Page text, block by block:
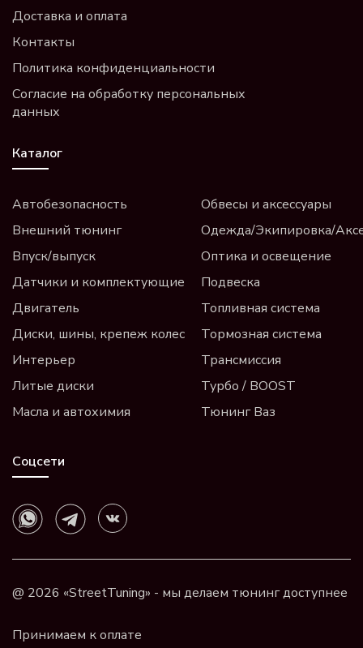
Доставка и оплата
Контакты
Политика конфиденциальности
Согласие на обработку персональных
данных
Каталог
Автобезопасность
Внешний тюнинг
Впуск/выпуск
Датчики и комплектующие
Двигатель
Диски, шины, крепеж колес
Интерьер
Литые диски
Масла и автохимия
Обвесы и аксессуары
Одежда/Экипировка/
Оптика и освещение
Подвеска
Топливная система
Тормозная система
Трансмиссия
Турбо / BOOST
Тюнинг Ваз
Соцсети
@ 2026 «StreetTuning» - мы делаем тюнинг доступнее